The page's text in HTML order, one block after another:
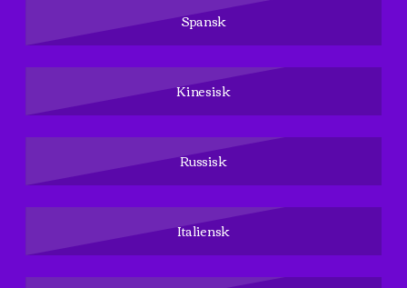
Spansk
Kinesisk
Russisk
Italiensk